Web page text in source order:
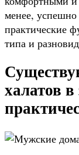
менее,
практические
типа и
халатов